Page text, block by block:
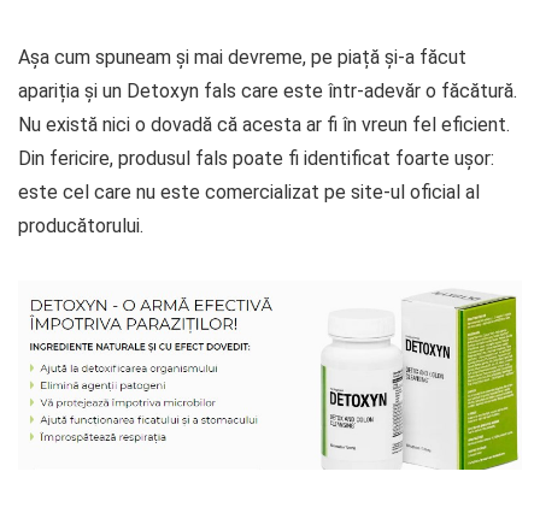
Așa cum spuneam și mai devreme, pe piață și-a făcut
apariția și un Detoxyn fals care este într-adevăr o făcătură.
Nu există nici o dovadă că acesta ar fi în vreun fel eficient.
Din fericire, produsul fals poate fi identificat foarte ușor:
este cel care nu este comercializat pe site-ul oficial al
producătorului.